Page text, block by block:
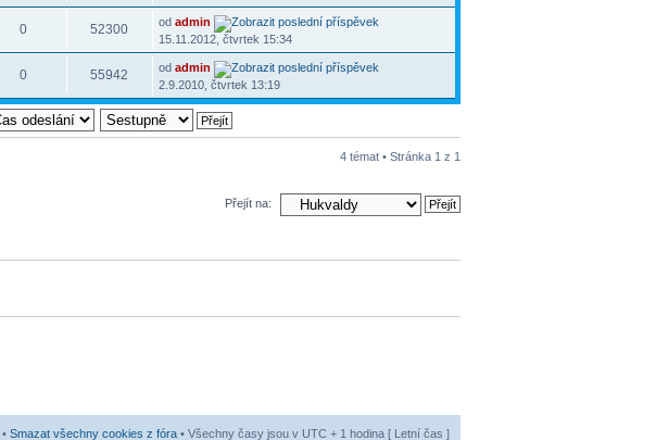
0 52300 od admin
15.11.2012, čtvrtek 15:34
0 55942 od admin
2.9.2010, čtvrtek 13:19
4 témat • Stránka 1 z 1
Přejít na:
• Smazat všechny cookies z fóra • Všechny časy jsou v UTC + 1 hodina [ Letní čas ]